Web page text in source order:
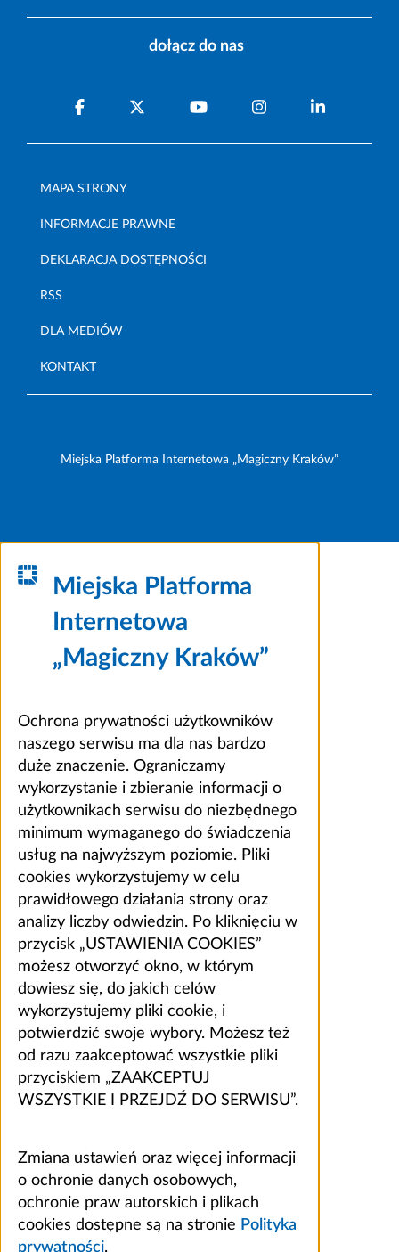
dołącz do nas
MAPA STRONY
INFORMACJE PRAWNE
DEKLARACJA DOSTĘPNOŚCI
RSS
DLA MEDIÓW
KONTAKT
Miejska Platforma Internetowa „Magiczny Kraków”
Miejska Platforma
Internetowa
„Magiczny Kraków”
Ochrona prywatności użytkowników
naszego serwisu ma dla nas bardzo
duże znaczenie. Ograniczamy
wykorzystanie i zbieranie informacji o
użytkownikach serwisu do niezbędnego
minimum wymaganego do świadczenia
usług na najwyższym poziomie. Pliki
cookies wykorzystujemy w celu
prawidłowego działania strony oraz
analizy liczby odwiedzin. Po kliknięciu w
przycisk „USTAWIENIA COOKIES”
możesz otworzyć okno, w którym
dowiesz się, do jakich celów
wykorzystujemy pliki cookie, i
potwierdzić swoje wybory. Możesz też
od razu zaakceptować wszystkie pliki
przyciskiem „ZAAKCEPTUJ
WSZYSTKIE I PRZEJDŹ DO SERWISU”.
Zmiana ustawień oraz więcej informacji
o ochronie danych osobowych,
ochronie praw autorskich i plikach
cookies dostępne są na stronie Polityka
prywatności.